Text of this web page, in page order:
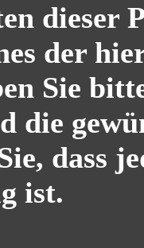
dieser
der
Sie
die
dass
ist.